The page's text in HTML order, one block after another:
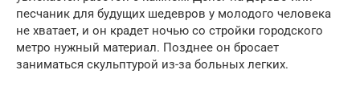
песчаник для будущих шедевров у молодого человека
не хватает, и он крадет ночью со стройки городского
метро нужный материал. Позднее он бросает
заниматься скульптурой из-за больных легких.